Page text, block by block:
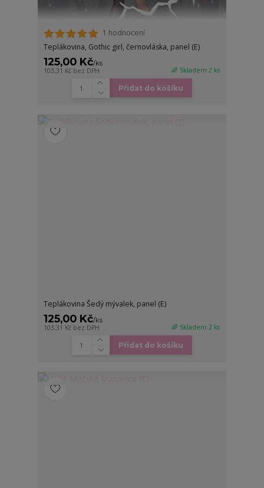
1 hodnocení
Teplákovina, Gothic girl, černovláska, panel (E)
125,00 Kč/ks
103,31 Kč bez DPH 🌈 Skladem 2 ks
Přidat do košíku
Teplákovina Šedý mývalek, panel (E)
125,00 Kč/ks
103,31 Kč bez DPH 🌈 Skladem 2 ks
Přidat do košíku